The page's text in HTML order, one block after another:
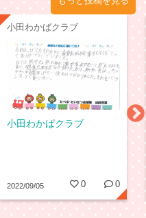
小田わかばクラブ
小田わかばクラブ
2022/09/05 0 0